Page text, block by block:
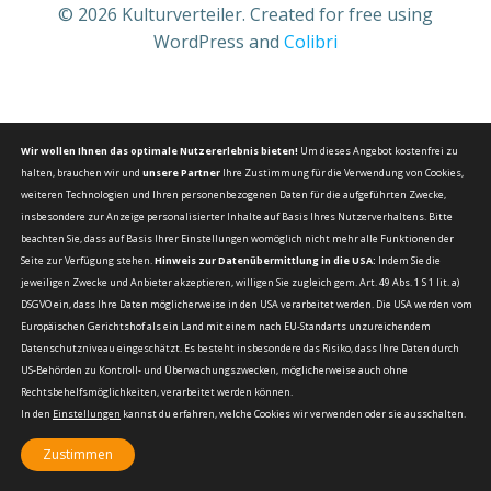
© 2026 Kulturverteiler. Created for free using
WordPress and Colibri
Wir wollen Ihnen das optimale Nutzererlebnis bieten! Um dieses Angebot kostenfrei zu
halten, brauchen wir und unsere Partner Ihre Zustimmung für die Verwendung von Cookies,
weiteren Technologien und Ihren personenbezogenen Daten für die aufgeführten Zwecke,
insbesondere zur Anzeige personalisierter Inhalte auf Basis Ihres Nutzerverhaltens. Bitte
beachten Sie, dass auf Basis Ihrer Einstellungen womöglich nicht mehr alle Funktionen der
Seite zur Verfügung stehen.Hinweis zur Datenübermittlung in die USA: Indem Sie die
jeweiligen Zwecke und Anbieter akzeptieren, willigen Sie zugleich gem. Art. 49 Abs. 1 S 1 lit. a)
DSGVO ein, dass Ihre Daten möglicherweise in den USA verarbeitet werden. Die USA werden vom
Europäischen Gerichtshof als ein Land mit einem nach EU-Standarts unzureichendem
Datenschutzniveau eingeschätzt. Es besteht insbesondere das Risiko, dass Ihre Daten durch
US-Behörden zu Kontroll- und Überwachungszwecken, möglicherweise auch ohne
Rechtsbehelfsmöglichkeiten, verarbeitet werden können.
In den Einstellungen kannst du erfahren, welche Cookies wir verwenden oder sie ausschalten.
Zustimmen